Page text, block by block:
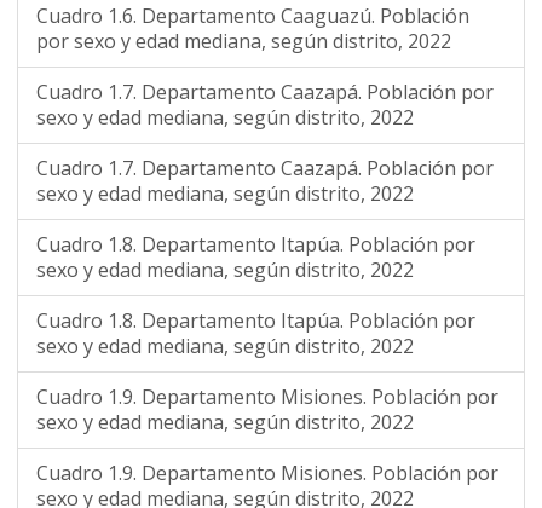
Cuadro 1.6. Departamento Caaguazú. Población
por sexo y edad mediana, según distrito, 2022
Cuadro 1.7. Departamento Caazapá. Población por
sexo y edad mediana, según distrito, 2022
Cuadro 1.7. Departamento Caazapá. Población por
sexo y edad mediana, según distrito, 2022
Cuadro 1.8. Departamento Itapúa. Población por
sexo y edad mediana, según distrito, 2022
Cuadro 1.8. Departamento Itapúa. Población por
sexo y edad mediana, según distrito, 2022
Cuadro 1.9. Departamento Misiones. Población por
sexo y edad mediana, según distrito, 2022
Cuadro 1.9. Departamento Misiones. Población por
sexo y edad mediana, según distrito, 2022